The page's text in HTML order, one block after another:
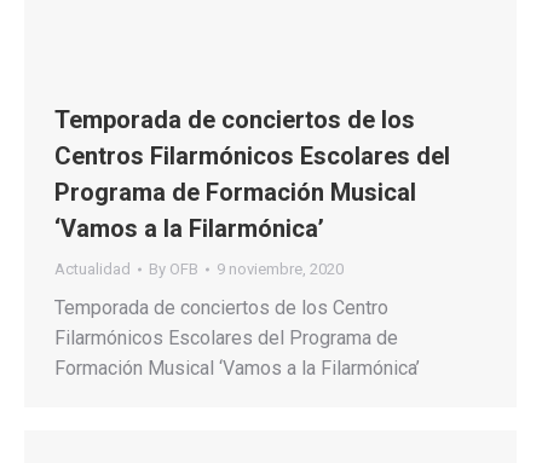
Temporada de conciertos de los
Centros Filarmónicos Escolares del
Programa de Formación Musical
‘Vamos a la Filarmónica’
Actualidad By OFB 9 noviembre, 2020
Temporada de conciertos de los Centro
Filarmónicos Escolares del Programa de
Formación Musical ‘Vamos a la Filarmónica’